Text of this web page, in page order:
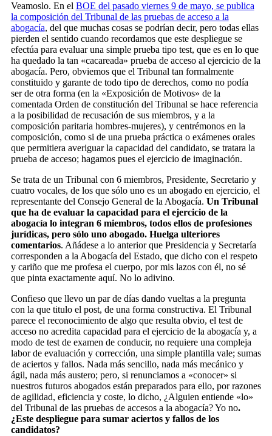
Veamoslo. En el BOE del pasado viernes 9 de mayo, se publica
la composición del Tribunal de las pruebas de acceso a la
abogacía, del que muchas cosas se podrían decir, pero todas ellas
pierden el sentido cuando recordamos que este despliegue se
efectúa para evaluar una simple prueba tipo test, que es en lo que
ha quedado la tan «cacareada» prueba de acceso al ejercicio de la
abogacía. Pero, obviemos que el Tribunal tan formalmente
constituido y garante de todo tipo de derechos, como no podía
ser de otra forma (en la «Exposición de Motivos» de la
comentada Orden de constitución del Tribunal se hace referencia
a la posibilidad de recusación de sus miembros, y a la
composición paritaria hombres-mujeres), y centrémonos en la
composición, como si de una prueba práctica o exámenes orales
que permitiera averiguar la capacidad del candidato, se tratara la
prueba de acceso; hagamos pues el ejercicio de imaginación.
Se trata de un Tribunal con 6 miembros, Presidente, Secretario y
cuatro vocales, de los que sólo uno es un abogado en ejercicio, el
representante del Consejo General de la Abogacía. Un Tribunal
que ha de evaluar la capacidad para el ejercicio de la
abogacía lo integran 6 miembros, todos ellos de profesiones
jurídicas, pero sólo uno abogado. Huelga ulteriores
comentarios. Añádese a lo anterior que Presidencia y Secretaría
corresponden a la Abogacía del Estado, que dicho con el respeto
y cariño que me profesa el cuerpo, por mis lazos con él, no sé
que pinta exactamente aquí. No lo adivino.
Confieso que llevo un par de días dando vueltas a la pregunta
con la que titulo el post, de una forma constructiva. El Tribunal
parece el reconocimiento de algo que resulta obvio, el test de
acceso no acredita capacidad para el ejercicio de la abogacía y, a
modo de test de examen de conducir, no requiere una compleja
labor de evaluación y corrección, una simple plantilla vale; sumas
de aciertos y fallos. Nada más sencillo, nada más mecánico y
ágil, nada más austero; pero, si renunciamos a «conocer» si
nuestros futuros abogados están preparados para ello, por razones
de agilidad, eficiencia y coste, lo dicho, ¿Alguien entiende «lo»
del Tribunal de las pruebas de accesos a la abogacía? Yo no.
¿Este despliegue para sumar aciertos y fallos de los
candidatos?